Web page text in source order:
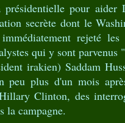
pour aider
secrète dont le
rejeté les
qui y sont parvenus
irakien) Saddam
peu plus d'un mois
Clinton, des
la campagne.